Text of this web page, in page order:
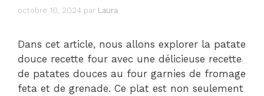
octobre 10, 2024 par Laura
Dans cet article, nous allons explorer la patate
douce recette four avec une délicieuse recette
de patates douces au four garnies de fromage
feta et de grenade. Ce plat est non seulement